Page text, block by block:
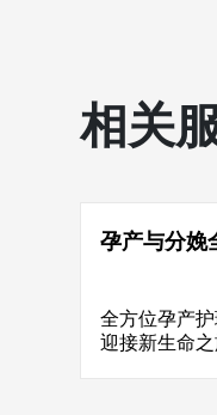
相关
孕产与分娩
全方位孕产
迎接新生命之